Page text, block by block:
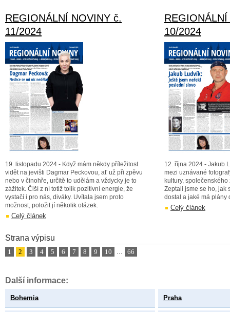
REGIONÁLNÍ NOVINY č.
11/2024
19. listopadu 2024 - Když mám někdy příležitost
vidět na jevišti Dagmar Peckovou, ať už při zpěvu
nebo v činohře, určitě to udělám a vždycky je to
zážitek. Čiší z ní totiž tolik pozitivní energie, že
vystačí i pro nás, diváky. Uvítala jsem proto
možnost, položit jí několik otázek.
Celý článek
10/2024
12. října 2024 - Jakub
mezi uznávané
kultury,
Zeptali jsme se ho, jak
dostal a jaké má plány
Celý článek
Strana výpisu
1 2 3 4 5 6 7 8 9 10 ... 66
Další informace:
Bohemia Praha